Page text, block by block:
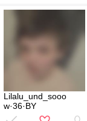
Lilalu_und_sooo
w·36·BY